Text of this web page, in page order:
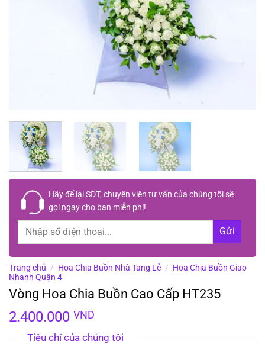
Hãy để lạiSĐT, chuyên viên tư vấn của chúng tôi sẽ
gọi ngay cho bạn miễn phí!
Trang chủ / Hoa Chia Buồn Nhà Tang Lễ / Hoa Chia Buồn Giao
Nhanh Quận 4
Vòng Hoa Chia Buồn Cao Cấp HT235
2.400.000 VND
Tiêu chí của chúng tôi